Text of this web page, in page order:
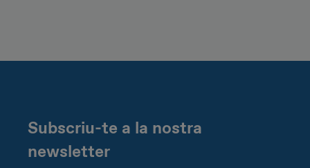
Subscriu-te a la nostra
newsletter